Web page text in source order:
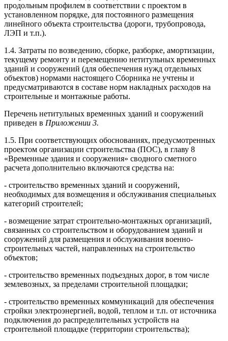
продольным профилем в соответствии с проектом в
установленном порядке, для постоянного размещения
линейного объекта строительства (дороги, трубопровода,
ЛЭП и т.п.).
1.4. Затраты по возведению, сборке, разборке, амортизации,
текущему ремонту и перемещению нетитульных временных
зданий и сооружений (для обеспечения нужд отдельных
объектов) нормами настоящего Сборника не учтены и
предусматриваются в составе норм накладных расходов на
строительные и монтажные работы.
Перечень нетитульных временных зданий и сооружений
приведен в Приложении 3.
1.5. При соответствующих обоснованиях, предусмотренных
проектом организации строительства (ПОС), в главу 8
«Временные здания и сооружения» сводного сметного
расчета дополнительно включаются средства на:
- строительство временных зданий и сооружений,
необходимых для возмещения и обслуживания специальных
категорий строителей;
- возмещение затрат строительно-монтажных организаций,
связанных со строительством и оборудованием зданий и
сооружений для размещения и обслуживания военно-
строительных частей, направленных на строительство
объектов;
- строительство временных подъездных дорог, в том числе
землевозных, за пределами строительной площадки;
- строительство временных коммуникаций для обеспечения
стройки электроэнергией, водой, теплом и т.п. от источника
подключения до распределительных устройств на
строительной площадке (территории строительства);